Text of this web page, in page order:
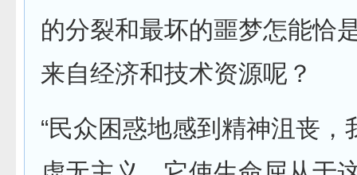
的分裂和最坏的噩梦怎能恰
来自经济和技术资源呢？
“民众困惑地感到精神沮丧，